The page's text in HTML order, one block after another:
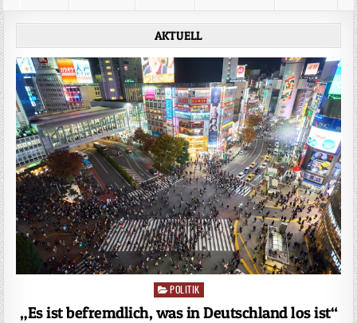
AKTUELL
Posted
POLITIK
„Es ist befremdlich, was in Deutschland los ist“